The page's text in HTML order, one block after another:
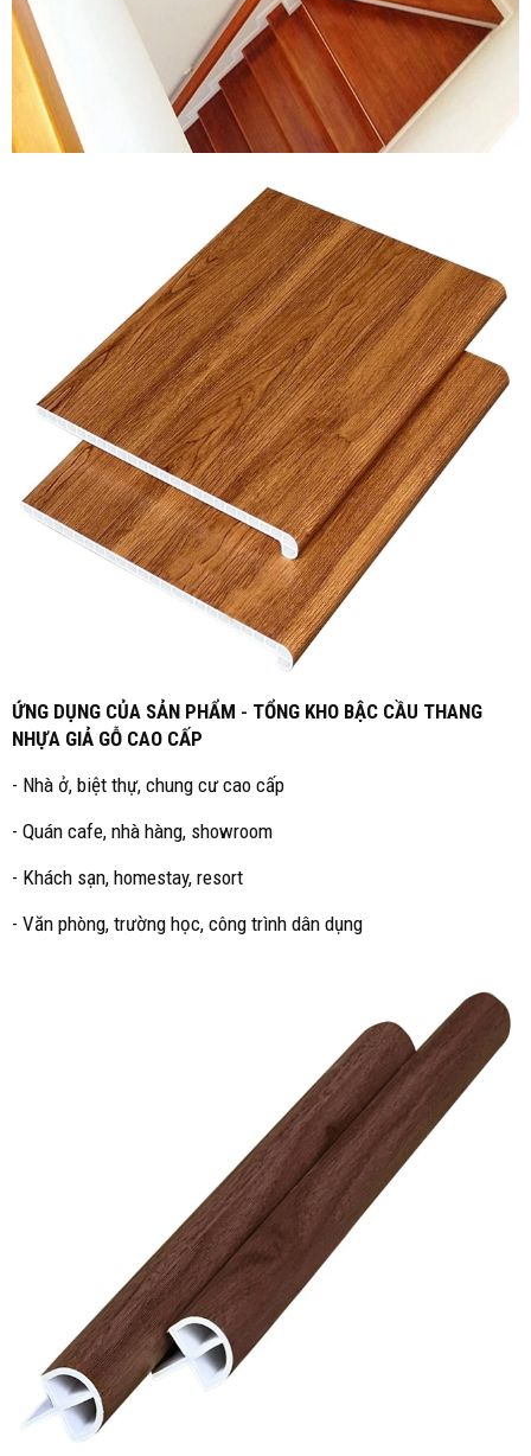
ỨNG DỤNG CỦA SẢN PHẨM - TỔNG KHO BẬC CẦU THANG
NHỰA GIẢ GỖ CAO CẤP
- Nhà ở, biệt thự, chung cư cao cấp
- Quán cafe, nhà hàng, showroom
- Khách sạn, homestay, resort
- Văn phòng, trường học, công trình dân dụng